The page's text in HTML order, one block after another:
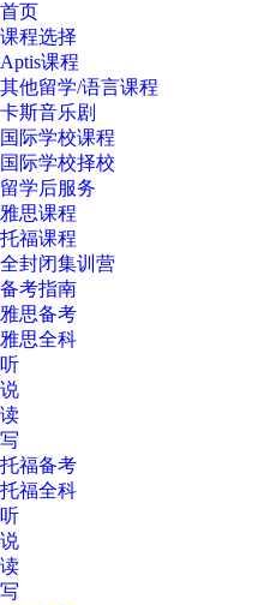
首页
课程选择
Aptis课程
其他留学/语言课程
卡斯音乐剧
国际学校课程
国际学校择校
留学后服务
雅思课程
托福课程
全封闭集训营
备考指南
雅思备考
雅思全科
听
说
读
写
托福备考
托福全科
听
说
读
写